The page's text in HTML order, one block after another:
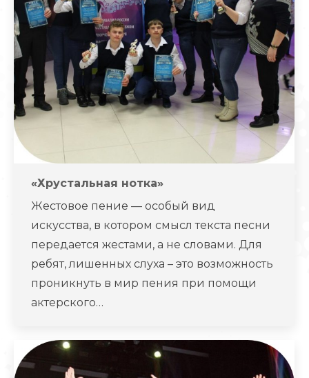
«Хрустальная нотка»
Жестовое пение — особый вид
искусства, в котором смысл текста песни
передается жестами, а не словами. Для
ребят, лишенных слуха – это возможность
проникнуть в мир пения при помощи
актерского…